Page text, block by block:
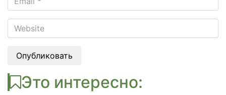
Опубликовать
Это интересно: